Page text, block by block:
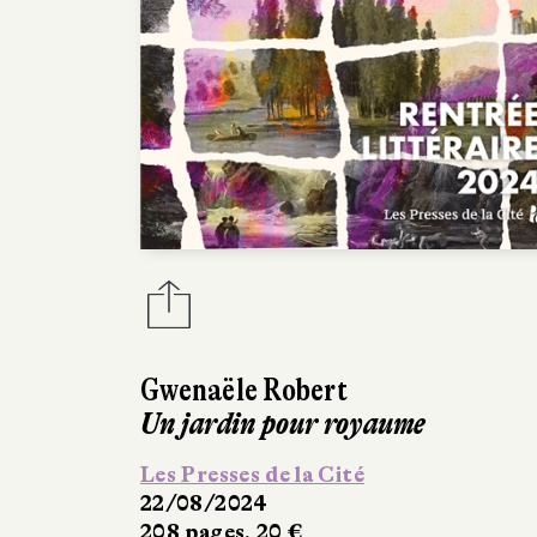
Gwenaële Robert
Un jardin pour royaume
Les Presses de la Cité
22/08/2024
208 pages, 20 €